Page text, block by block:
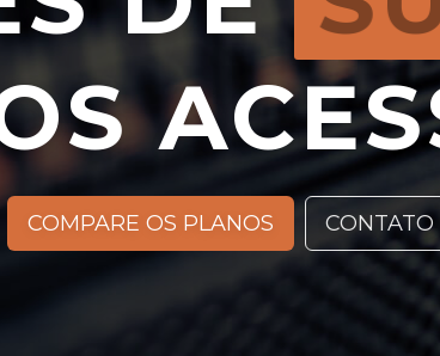
COMPARE OS PLANOS CONTATO